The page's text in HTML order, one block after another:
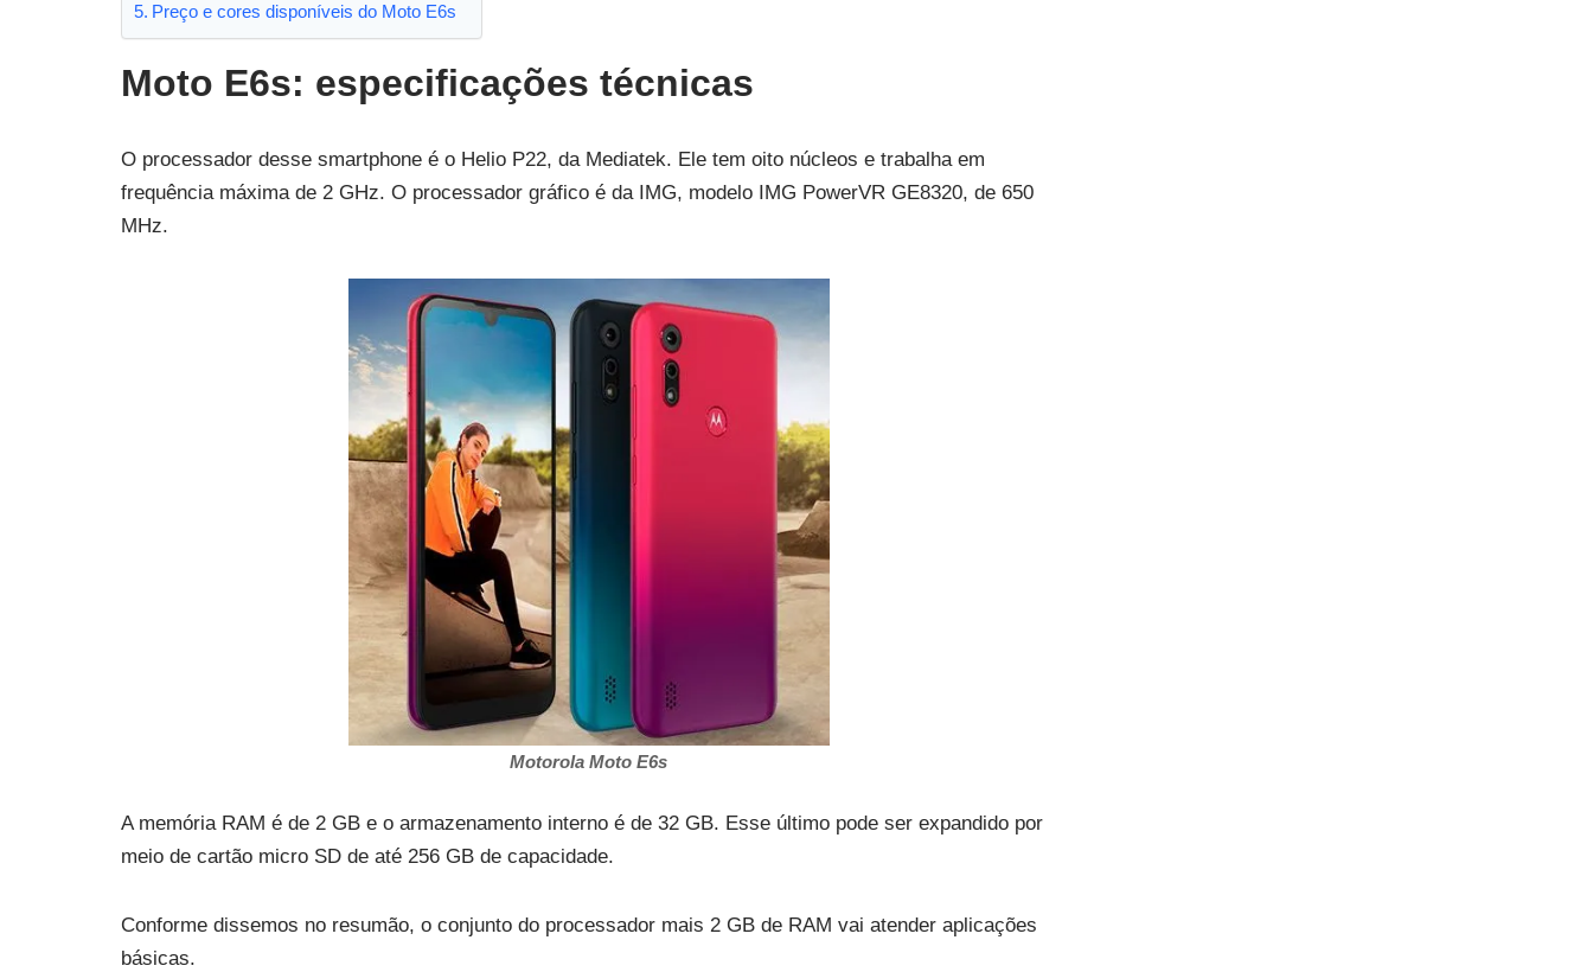
Preço e cores disponíveis do Moto E6s
Moto E6s: especificações técnicas
O processador desse smartphone é o Helio P22, da Mediatek. Ele tem oito núcleos e trabalha em
frequência máxima de 2 GHz. O processador gráfico é da IMG, modelo IMG PowerVR GE8320, de 650
MHz.
Motorola Moto E6s
A memória RAM é de 2 GB e o armazenamento interno é de 32 GB. Esse último pode ser expandido por
meio de cartão micro SD de até 256 GB de capacidade.
Conforme dissemos no resumão, o conjunto do processador mais 2 GB de RAM vai atender aplicações
básicas.